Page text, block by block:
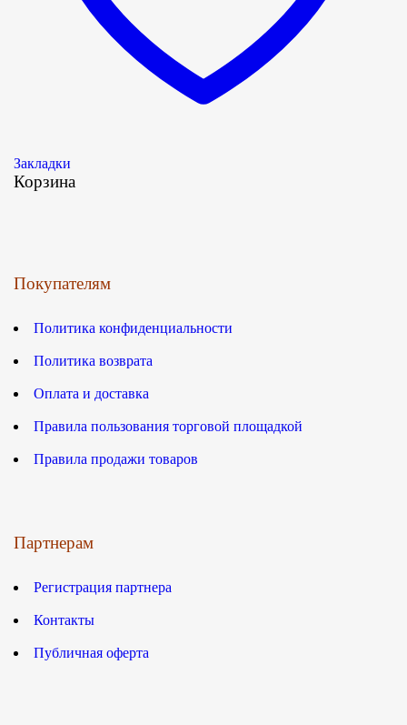
Закладки
Корзина
Покупателям
Политика конфиденциальности
Политика возврата
Оплата и доставка
Правила пользования торговой площадкой
Правила продажи товаров
Партнерам
Регистрация партнера
Контакты
Публичная оферта